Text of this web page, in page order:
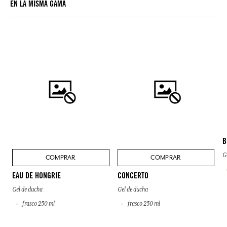
del producto comprado.
EN LA MISMA GAMA
COMPRAR
EAU DE HONGRIE
Gel de ducha
frasco 250 ml
COMPRAR
CONCERTO
Gel de ducha
frasco 250 ml